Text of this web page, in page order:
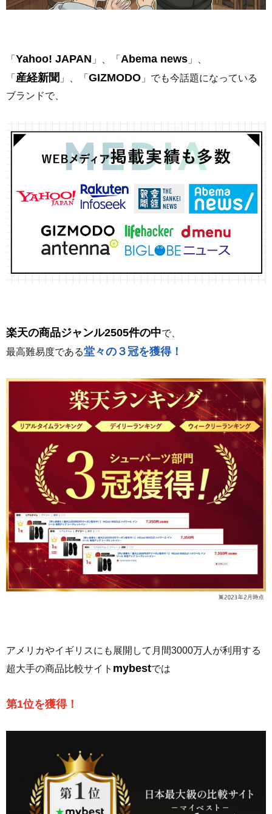
「 Yahoo! JAPAN 」、「 Abema news 」、
「 産経新聞 」、「 GIZMODO 」でも今話題になっている
ブランドで、
楽天の商品ジャンル2505件の中で、
最高難易度である堂々の３冠を獲得！
アメリカやイギリスにも展開して月間3000万人が利用する
超大手の商品比較サイト mybestでは
第1位を獲得！